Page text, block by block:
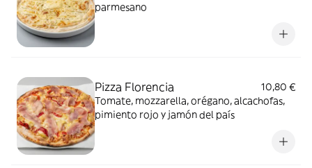
parmesano
Pizza Florencia
10,80 €
Tomate, mozzarella, orégano, alcachofas,
pimiento rojo y jamón del país